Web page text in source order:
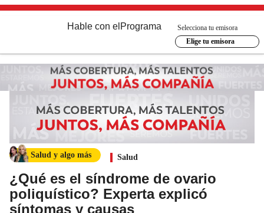
Hable con el Programa
Selecciona tu emisora
Elige tu emisora
Salud y algo más Salud
¿Qué es el síndrome de ovario
poliquístico? Experta explicó
síntomas y causas